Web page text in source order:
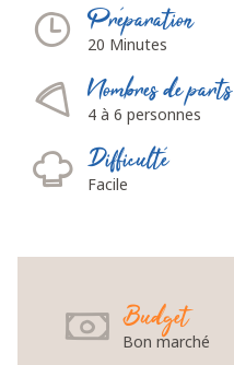
Préparation
20 Minutes
Nombres de parts
4 à 6 personnes
Difficulté
Facile
Budget
Bon marché